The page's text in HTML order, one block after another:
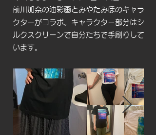
前川加奈の油彩画とみやたみほのキャラ
クターがコラボ。キャラクター部分はシ
ルクスクリーンで自分たちで手刷りして
います。